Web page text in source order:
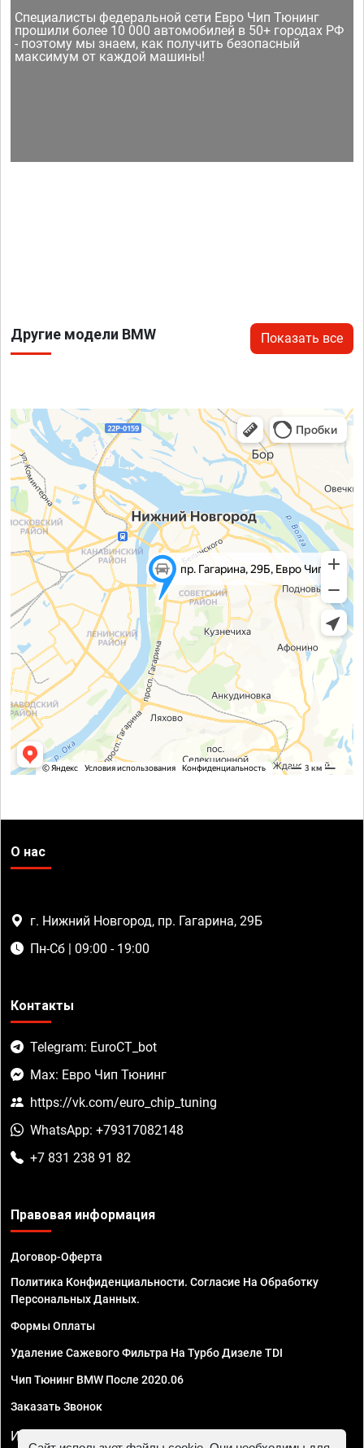
Специалисты федеральной сети Евро Чип Тюнинг
прошили более 10 000 автомобилей в 50+ городах РФ
- поэтому мы знаем, как получить безопасный
максимум от каждой машины!
Другие модели BMW Показать все
О нас
г. Нижний Новгород, пр. Гагарина, 29Б
Пн-Сб | 09:00 - 19:00
Контакты
Telegram: EuroCT_bot
Max: Евро Чип Тюнинг
https://vk.com/euro_chip_tuning
WhatsApp: +79317082148
+7 831 238 91 82
Правовая информация
Договор-Оферта
Политика Конфиденциальности. Согласие На Обработку
Персональных Данных.
Формы Оплаты
Удаление Сажевого Фильтра На Турбо Дизеле TDI
Чип Тюнинг BMW После 2020.06
Заказать Звонок
ИП Смирнов Георгий Павлович. ИНН 781302555843,